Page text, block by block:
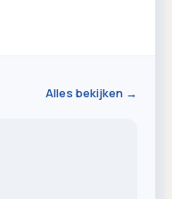
Alles bekijken →